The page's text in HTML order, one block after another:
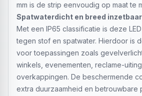
mm is de strip eenvoudig op maat te
Spatwaterdicht en breed inzetbaar
Met een IP65 classificatie is deze
tegen stof en spatwater. Hierdoor is
voor toepassingen zoals
winkels, evenementen, reclame-
overkappingen. De beschermende
extra duurzaamheid en betrouwbare